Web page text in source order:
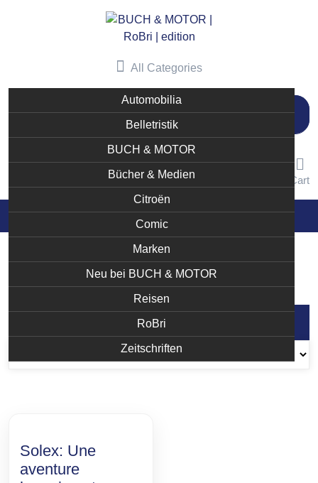
All Categories
Automobilia
Belletristik
BUCH & MOTOR
Bücher & Medien
Citroën
Comic
Marken
Neu bei BUCH & MOTOR
Reisen
RoBri
Zeitschriften
Suchen
nach:
Like Cart
Sylvie et Franck Méneret
Einzelnes Ergebnis wird angezeigt
Solex: Une
aventure